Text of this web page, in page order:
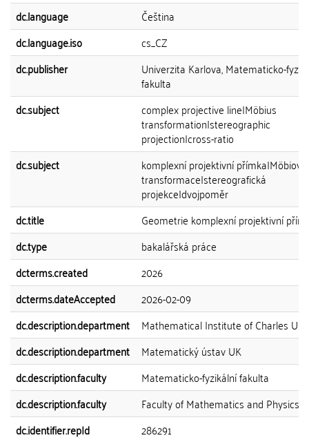
dc.language
Čeština
dc.language.iso
cs_CZ
dc.publisher
Univerzita Karlova, Matematicko-
fakulta
dc.subject
complex projective line|Möbius
transformation|stereographic
projection|cross-ratio
dc.subject
komplexní projektivní přímka|Möbiova
transformace|stereografická
projekce|dvojpoměr
dc.title
Geometrie komplexní projektivní
dc.type
bakalářská práce
dcterms.created
2026
dcterms.dateAccepted
2026-02-09
dc.description.department
Mathematical Institute of Charles
dc.description.department
Matematický ústav UK
dc.description.faculty
Matematicko-fyzikální fakulta
dc.description.faculty
Faculty of Mathematics and Physics
dc.identifier.repId
286291